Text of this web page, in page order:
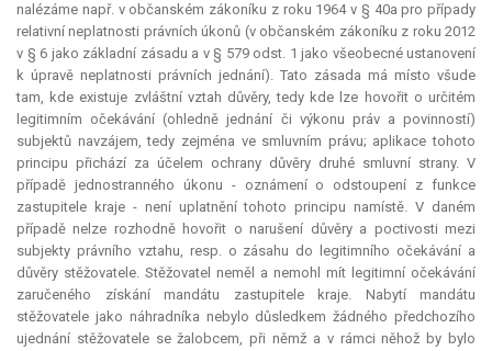
nalézáme např. v občanském zákoníku z roku 1964 v § 40a pro případy
relativní neplatnosti právních úkonů (v občanském zákoníku z roku 2012
v § 6 jako základní zásadu a v § 579 odst. 1 jako všeobecné ustanovení
k úpravě neplatnosti právních jednání). Tato zásada má místo všude
tam, kde existuje zvláštní vztah důvěry, tedy kde lze hovořit o určitém
legitimním očekávání (ohledně jednání či výkonu práv a povinností)
subjektů navzájem, tedy zejména ve smluvním právu; aplikace tohoto
principu přichází za účelem ochrany důvěry druhé smluvní strany. V
případě jednostranného úkonu - oznámení o odstoupení z funkce
zastupitele kraje - není uplatnění tohoto principu namístě. V daném
případě nelze rozhodně hovořit o narušení důvěry a poctivosti mezi
subjekty právního vztahu, resp. o zásahu do legitimního očekávání a
důvěry stěžovatele. Stěžovatel neměl a nemohl mít legitimní očekávání
zaručeného získání mandátu zastupitele kraje. Nabytí mandátu
stěžovatele jako náhradníka nebylo důsledkem žádného předchozího
ujednání stěžovatele se žalobcem, při němž a v rámci něhož by bylo